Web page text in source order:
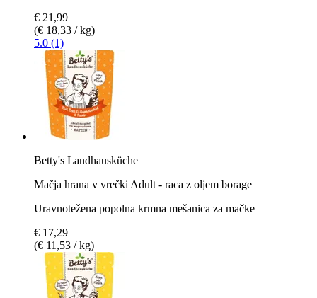
€ 21,99
(€ 18,33 / kg)
5.0 (1)
Betty's Landhausküche
Mačja hrana v vrečki Adult - raca z oljem borage
Uravnotežena popolna krmna mešanica za mačke
€ 17,29
(€ 11,53 / kg)